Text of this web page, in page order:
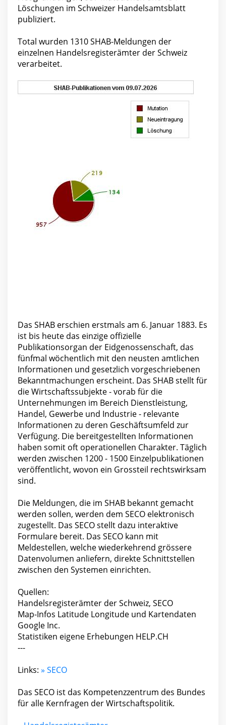
Löschungen im Schweizer Handelsamtsblatt
publiziert.
Total wurden 1310 SHAB-Meldungen der
einzelnen Handelsregisterämter der Schweiz
verarbeitet.
Das SHAB erschien erstmals am 6. Januar 1883. Es
ist bis heute das einzige offizielle
Publikationsorgan der Eidgenossenschaft, das
fünfmal wöchentlich mit den neusten amtlichen
Informationen und gesetzlich vorgeschriebenen
Bekanntmachungen erscheint. Das SHAB stellt für
die Wirtschaftssubjekte - vorab für die
Unternehmungen im Bereich Dienstleistung,
Handel, Gewerbe und Industrie - relevante
Informationen zu deren Geschäftsumfeld zur
Verfügung. Die bereitgestellten Informationen
haben somit oft operationellen Charakter. Täglich
werden zwischen 1200 - 1500 Einzelpublikationen
veröffentlicht, wovon ein Grossteil rechtswirksam
sind.
Die Meldungen, die im SHAB bekannt gemacht
werden sollen, werden dem SECO elektronisch
zugestellt. Das SECO stellt dazu interaktive
Formulare bereit. Das SECO kann mit
Meldestellen, welche wiederkehrend grössere
Datenvolumen anliefern, direkte Schnittstellen
zwischen den Systemen einrichten.
Quellen:
Handelsregisterämter der Schweiz, SECO
Map-Infos Latitude Longitude und Kartendaten
Google Inc.
Statistiken eigene Erhebungen HELP.CH
---
Links: » SECO
Das SECO ist das Kompetenzzentrum des Bundes
für alle Kernfragen der Wirtschaftspolitik.